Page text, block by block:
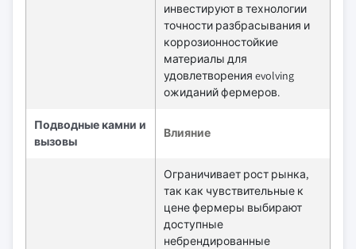
инвестируют в технологии
точности разбрасывания и
коррозионностойкие
материалы для
удовлетворения evolving
ожиданий фермеров.
Подводные камни и
вызовы
Влияние
Ограничивает рост рынка,
так как чувствительные к
цене фермеры выбирают
доступные
небрендированные